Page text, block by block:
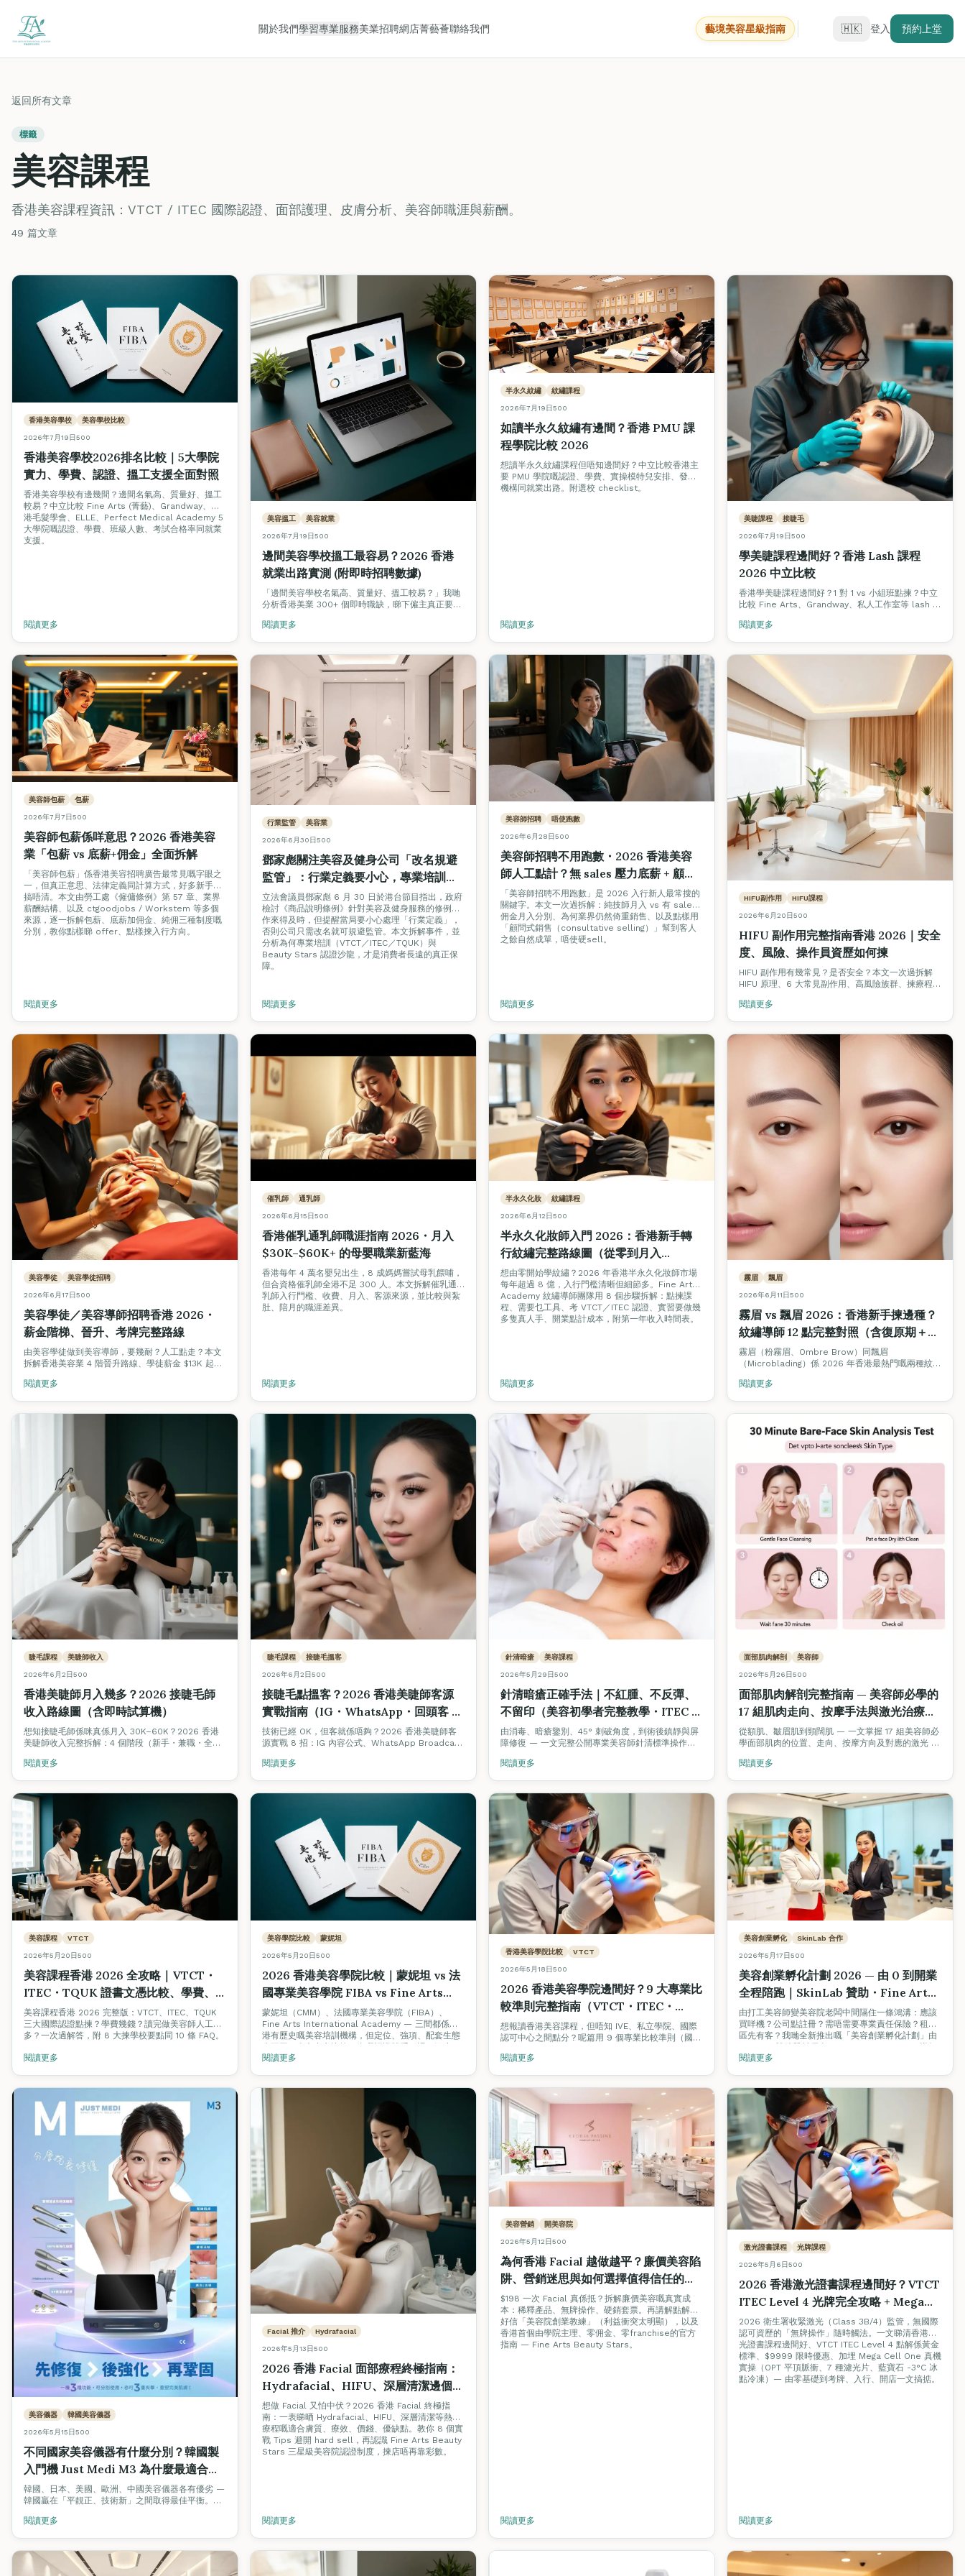
關於我們學習專業服務美業招聘網店菁藝薈聯絡我們 藝境美容星級指南 🇭🇰 登入 預約上堂
返回所有文章
標籤
美容課程
香港美容課程資訊：VTCT / ITEC 國際認證、面部護理、皮膚分析、美容師職涯與薪酬。
49 篇文章
香港美容學校 美容學校比較
2026年7月19日500
香港美容學校2026排名比較｜5大學院
實力、學費、認證、搵工支援全面對照
香港美容學校有邊幾間？邊間名氣高、質量好、搵工
較易？中立比較 Fine Arts (菁藝)、Grandway、香
港毛髮學會、ELLE、Perfect Medical Academy 5
大學院嘅認證、學費、班級人數、考試合格率同就業
支援。
閱讀更多
美容搵工 美容就業
2026年7月19日500
邊間美容學校搵工最容易？2026 香港
就業出路實測 (附即時招聘數據)
「邊間美容學校名氣高、質量好、搵工較易？」我哋
分析香港美業 300+ 個即時職缺，睇下僱主真正要求
閱讀更多
半永久紋繡 紋繡課程
2026年7月19日500
如讀半永久紋繡有邊間？香港 PMU 課
程學院比較 2026
想讀半永久紋繡課程但唔知邊間好？中立比較香港主
要 PMU 學院嘅認證、學費、實操模特兒安排、發證
機構同就業出路。附選校 checklist。
閱讀更多
美睫課程 接睫毛
2026年7月19日500
學美睫課程邊間好？香港 Lash 課程
2026 中立比較
香港學美睫課程邊間好？1 對 1 vs 小組班點揀？中立
比較 Fine Arts、Grandway、私人工作室等 lash 課
援。
閱讀更多
美容師包薪 包薪
2026年7月7日500
美容師包薪係咩意思？2026 香港美容
業「包薪 vs 底薪+佣金」全面拆解
「美容師包薪」係香港美容招聘廣告最常見嘅字眼之
一，但真正意思、法律定義同計算方式，好多新手都
搞唔清。本文由勞工處《僱傭條例》第 57 章、業界
薪酬結構、以及 ctgoodjobs / Workstem 等多個
來源，逐一拆解包薪、底薪加佣金、純佣三種制度嘅
分別，教你點樣睇 offer、點樣揀入行方向。
閱讀更多
行業監管 美容業
2026年6月30日500
鄧家彪關注美容及健身公司「改名規避
監管」：行業定義要小心，專業培訓與
認證才是消費者真正保障
立法會議員鄧家彪 6 月 30 日於港台節目指出，政府
檢討《商品說明條例》針對美容及健身服務的修例工
作來得及時，但提醒當局要小心處理「行業定義」，
否則公司只需改名就可規避監管。本文拆解事件，並
分析為何專業培訓（VTCT／ITEC／TQUK）與
Beauty Stars 認證沙龍，才是消費者長遠的真正保
障。
閱讀更多
美容師招聘 唔使跑數
2026年6月28日500
美容師招聘不用跑數・2026 香港美容
師人工點計？無 sales 壓力底薪 + 顧問
式技術全拆解
「美容師招聘不用跑數」是 2026 入行新人最常搜的
關鍵字。本文一次過拆解：純技師月入 vs 有 sales
佣金月入分別、為何業界仍然倚重銷售、以及點樣用
「顧問式銷售（consultative selling）」幫到客人
之餘自然成單，唔使硬sell。
閱讀更多
HIFU副作用 HIFU課程
2026年6月20日500
HIFU 副作用完整指南香港 2026｜安全
度、風險、操作員資歷如何揀
HIFU 副作用有幾常見？是否安全？本文一次過拆解
HIFU 原理、6 大常見副作用、高風險族群、揀療程必
的 VTCT / ITEC Level 4 課程路線。
閱讀更多
美容學徒 美容學徒招聘
2026年6月17日500
美容學徒／美容導師招聘香港 2026・
薪金階梯、晉升、考牌完整路線
由美容學徒做到美容導師，要幾耐？人工點走？本文
拆解香港美容業 4 階晉升路線、學徒薪金 $13K 起
避雷。
閱讀更多
催乳師 通乳師
2026年6月15日500
香港催乳通乳師職涯指南 2026・月入
$30K–$60K+ 的母嬰職業新藍海
香港每年 4 萬名嬰兒出生，8 成媽媽嘗試母乳餵哺，
但合資格催乳師全港不足 300 人。本文拆解催乳通
乳師入行門檻、收費、月入、客源來源，並比較與紮
肚、陪月的職涯差異。
閱讀更多
半永久化妝 紋繡課程
2026年6月12日500
半永久化妝師入門 2026：香港新手轉
行紋繡完整路線圖（從零到月入
\$30,000＋）
想由零開始學紋繡？2026 年香港半永久化妝師市場
每年超過 8 億，入行門檻清晰但細節多。Fine Arts
Academy 紋繡導師團隊用 8 個步驟拆解：點揀課
程、需要乜工具、考 VTCT／ITEC 認證、實習要做幾
多隻真人手、開業點計成本，附第一年收入時間表。
閱讀更多
霧眉 飄眉
2026年6月11日500
霧眉 vs 飄眉 2026：香港新手揀邊種？
紋繡導師 12 點完整對照（含復原期＋價
錢）
霧眉（粉霧眉、Ombre Brow）同飄眉
（Microblading）係 2026 年香港最熱門嘅兩種紋繡
質完全不同。Fine Arts Academy 紋繡導師團隊用
閱讀更多
睫毛課程 美睫師收入
2026年6月2日500
香港美睫師月入幾多？2026 接睫毛師
收入路線圖（含即時試算機）
想知接睫毛師係咪真係月入 30K–60K？2026 香港
美睫師收入完整拆解：4 個階段（新手・兼職・全
加埋即時收入試算機，拖滑桿即知你嘅情境月入幾
閱讀更多
睫毛課程 接睫毛搵客
2026年6月2日500
接睫毛點搵客？2026 香港美睫師客源
實戰指南（IG・WhatsApp・回頭客 8
招）
技術已經 OK，但客就係唔夠？2026 香港美睫師客
源實戰 8 招：IG 內容公式、WhatsApp Broadcast
口碑轉介設計、平台抽成避坑。新手 3 個月內穩定 1
閱讀更多
針清暗瘡 美容課程
2026年5月29日500
針清暗瘡正確手法｜不紅腫、不反彈、
不留印（美容初學者完整教學・ITEC /
VTCT 考核標準）
由消毒、暗瘡鑒別、45° 刺破角度，到術後鎮靜與屏
障修復 — 一文完整公開專業美容師針清標準操作流
核要求。
閱讀更多
面部肌肉解剖 美容師
2026年5月26日500
面部肌肉解剖完整指南 — 美容師必學的
17 組肌肉走向、按摩手法與激光治療對
應（2026）
從額肌、皺眉肌到頸闊肌 — 一文掌握 17 組美容師必
學面部肌肉的位置、走向、按摩方向及對應的激光 /
閱讀更多
美容課程 VTCT
2026年5月20日500
美容課程香港 2026 全攻略｜VTCT・
ITEC・TQUK 證書文憑比較、學費、
美容師人工
美容課程香港 2026 完整版：VTCT、ITEC、TQUK
三大國際認證點揀？學費幾錢？讀完做美容師人工幾
多？一次過解答，附 8 大揀學校要點同 10 條 FAQ。
閱讀更多
美容學院比較 蒙妮坦
2026年5月20日500
2026 香港美容學院比較｜蒙妮坦 vs 法
國專業美容學院 FIBA vs Fine Arts
Academy：認證、課程、就業、創業生
態全方位對照
蒙妮坦（CMM）、法國專業美容學院（FIBA）、
Fine Arts International Academy — 三間都係香
港有歷史嘅美容培訓機構，但定位、強項、配套生態
大不同。本文中立比較三者嘅認證體系、課程深度、
學費、就業支援，並解釋點解 Fine Arts 同時搞
閱讀更多
香港美容學院比較 VTCT
2026年5月18日500
2026 香港美容學院邊間好？9 大專業比
較準則完整指南（VTCT・ITEC・
TQUK 認證學院實用對照）
想報讀香港美容課程，但唔知 IVE、私立學院、國際
認可中心之間點分？呢篇用 9 個專業比較準則（國際
援、韓國證書、價格透明度、開課保證、教學語言）
閱讀更多
美容創業孵化 SkinLab 合作
2026年5月17日500
美容創業孵化計劃 2026 — 由 0 到開業
全程陪跑｜SkinLab 贊助・Fine Arts
Academy 認可
由打工美容師變美容院老闆中間隔住一條鴻溝：應該
買咩機？公司點註冊？需唔需要專業責任保險？租邊
區先有客？我哋全新推出嘅「美容創業孵化計劃」由
SkinLab 贊助器材優惠，Fine Arts Academy 導師
認可輔導，由器材採購、公司註冊、商業保險、選
閱讀更多
美容儀器 韓國美容儀器
2026年5月15日500
不同國家美容儀器有什麼分別？韓國製
入門機 Just Medi M3 為什麼最適合香
港女生和小本美容院？
韓國、日本、美國、歐洲、中國美容儀器各有優劣 —
韓國贏在「平靚正、技術新」之間取得最佳平衡。深
波 + HIFU + RF），點解最啱香港女生同小本美容
閱讀更多
Facial 推介 Hydrafacial
2026年5月13日500
2026 香港 Facial 面部療程終極指南：
Hydrafacial、HIFU、深層清潔邊個適
合你？+ 避開 Hard Sell 美容院實戰
Tips
想做 Facial 又怕中伏？2026 香港 Facial 終極指
南：一表睇晒 Hydrafacial、HIFU、深層清潔等熱門
療程嘅適合膚質、療效、價錢、優缺點。教你 8 個實
戰 Tips 避開 hard sell，再認識 Fine Arts Beauty
Stars 三星級美容院認證制度，揀店唔再靠彩數。
閱讀更多
美容營銷 開美容院
2026年5月12日500
為何香港 Facial 越做越平？廉價美容陷
阱、營銷迷思與如何選擇值得信任的美
容院（2026 完整指南）
$198 一次 Facial 真係抵？拆解廉價美容嘅真實成
本：稀釋產品、無牌操作、硬銷套票。再講解點解唔
好信「美容院創業教練」（利益衝突太明顯），以及
香港首個由學院主理、零佣金、零franchise的官方
指南 — Fine Arts Beauty Stars。
閱讀更多
激光證書課程 光牌課程
2026年5月6日500
2026 香港激光證書課程邊間好？VTCT
ITEC Level 4 光牌完全攻略 + Mega
Cell One 實機教學
2026 衛生署收緊激光（Class 3B/4）監管，無國際
認可資歷的「無牌操作」隨時觸法。一文睇清香港激
光證書課程邊間好、VTCT ITEC Level 4 點解係黃金
標準、$9999 限時優惠、加埋 Mega Cell One 真機
實操（OPT 平頂脈衝、7 種濾光片、藍寶石 -3°C 冰
點冷凍）— 由零基礎到考牌、入行、開店一文搞掂。
閱讀更多